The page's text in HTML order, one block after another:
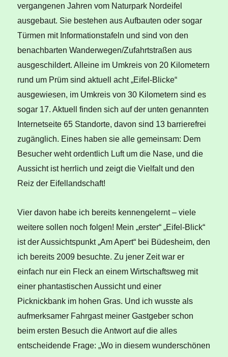
vergangenen Jahren vom Naturpark Nordeifel
ausgebaut. Sie bestehen aus Aufbauten oder sogar
Türmen mit Informationstafeln und sind von den
benachbarten Wanderwegen/Zufahrtstraßen aus
ausgeschildert. Alleine im Umkreis von 20 Kilometern
rund um Prüm sind aktuell acht „Eifel-Blicke“
ausgewiesen, im Umkreis von 30 Kilometern sind es
sogar 17. Aktuell finden sich auf der unten genannten
Internetseite 65 Standorte, davon sind 13 barrierefrei
zugänglich. Eines haben sie alle gemeinsam: Dem
Besucher weht ordentlich Luft um die Nase, und die
Aussicht ist herrlich und zeigt die Vielfalt und den
Reiz der Eifellandschaft!
Vier davon habe ich bereits kennengelernt – viele
weitere sollen noch folgen! Mein „erster“ „Eifel-Blick“
ist der Aussichtspunkt „Am Apert“ bei Büdesheim, den
ich bereits 2009 besuchte. Zu jener Zeit war er
einfach nur ein Fleck an einem Wirtschaftsweg mit
einer phantastischen Aussicht und einer
Picknickbank im hohen Gras. Und ich wusste als
aufmerksamer Fahrgast meiner Gastgeber schon
beim ersten Besuch die Antwort auf die alles
entscheidende Frage: „Wo in diesem wunderschönen